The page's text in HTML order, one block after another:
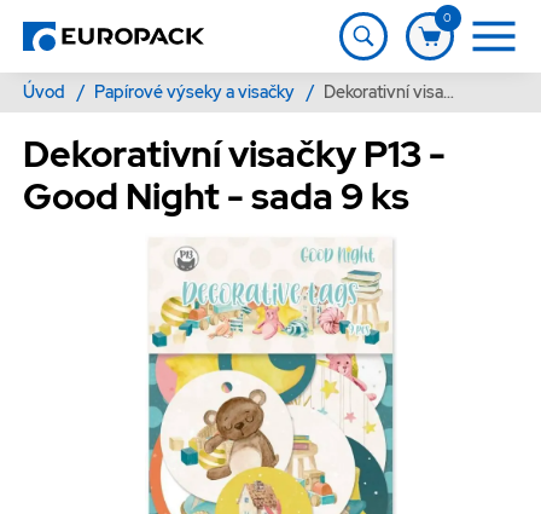
0
Úvod / Papírové výseky a visačky / Dekorativní visačky P13 - Good Night - sada 9 ks
Dekorativní visačky P13 -
Good Night - sada 9 ks